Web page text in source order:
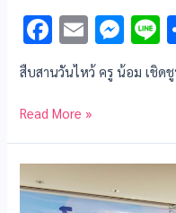
F
ac
e
b
o
o
k
E
m
ai
l
M
es
se
g
er
e
สืบสานวันไหว้ ครู น้อม เชิดชู
Read More »